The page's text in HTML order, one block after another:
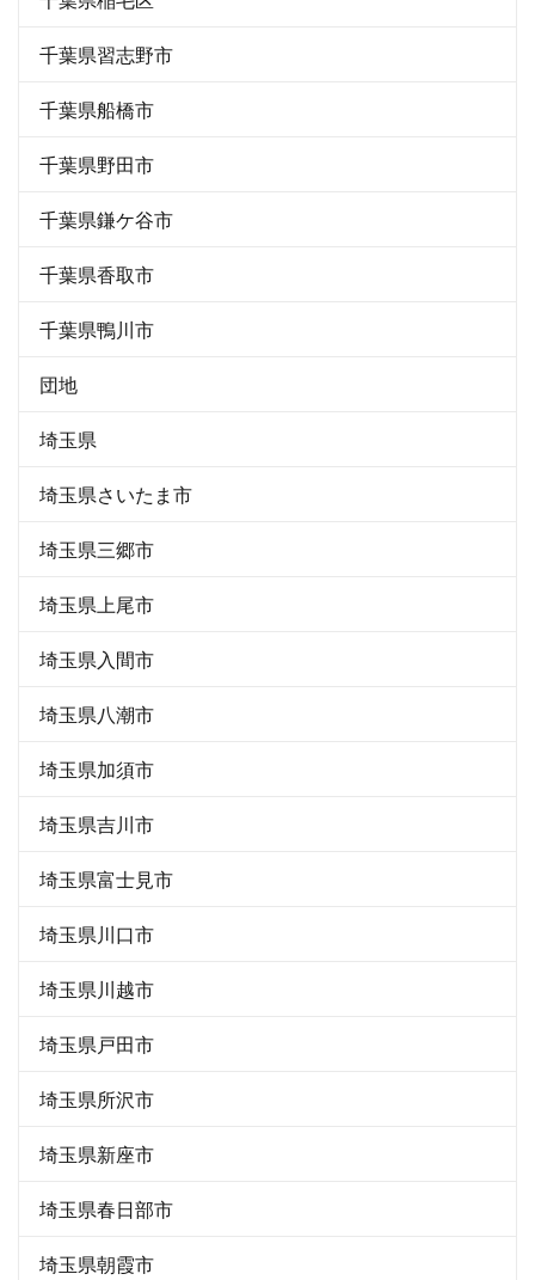
千葉県習志野市
千葉県船橋市
千葉県野田市
千葉県鎌ケ谷市
千葉県香取市
千葉県鴨川市
団地
埼玉県
埼玉県さいたま市
埼玉県三郷市
埼玉県上尾市
埼玉県入間市
埼玉県八潮市
埼玉県加須市
埼玉県吉川市
埼玉県富士見市
埼玉県川口市
埼玉県川越市
埼玉県戸田市
埼玉県所沢市
埼玉県新座市
埼玉県春日部市
埼玉県朝霞市